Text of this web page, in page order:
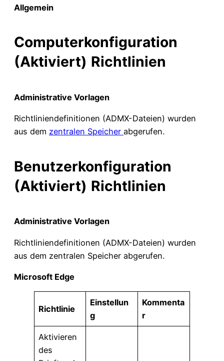
Allgemein
Computerkonfiguration
(Aktiviert) Richtlinien
Administrative Vorlagen
Richtliniendefinitionen (ADMX-Dateien) wurden
aus dem zentralen Speicher abgerufen.
Benutzerkonfiguration
(Aktiviert) Richtlinien
Administrative Vorlagen
Richtliniendefinitionen (ADMX-Dateien) wurden
aus dem zentralen Speicher abgerufen.
Microsoft Edge
Richtlinie
Einstellun
g
Kommenta
r
Aktivieren
des